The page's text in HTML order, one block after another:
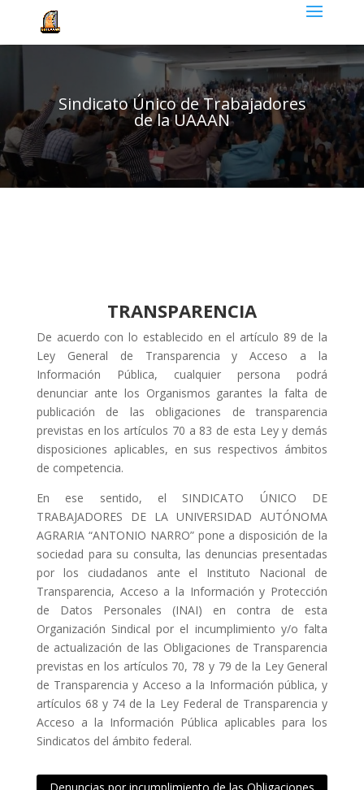
Sindicato Único de Trabajadores
de la UAAAN
TRANSPARENCIA
De acuerdo con lo establecido en el artículo 89 de la
Ley General de Transparencia y Acceso a la
Información Pública, cualquier persona podrá
denunciar ante los Organismos garantes la falta de
publicación de las obligaciones de transparencia
previstas en los artículos 70 a 83 de esta Ley y demás
disposiciones aplicables, en sus respectivos ámbitos
de competencia.
En ese sentido, el SINDICATO ÚNICO DE
TRABAJADORES DE LA UNIVERSIDAD AUTÓNOMA
AGRARIA “ANTONIO NARRO” pone a disposición de la
sociedad para su consulta, las denuncias presentadas
por los ciudadanos ante el Instituto Nacional de
Transparencia, Acceso a la Información y Protección
de Datos Personales (INAI) en contra de esta
Organización Sindical por el incumplimiento y/o falta
de actualización de las Obligaciones de Transparencia
previstas en los artículos 70, 78 y 79 de la Ley General
de Transparencia y Acceso a la Información pública, y
artículos 68 y 74 de la Ley Federal de Transparencia y
Acceso a la Información Pública aplicables para los
Sindicatos del ámbito federal.